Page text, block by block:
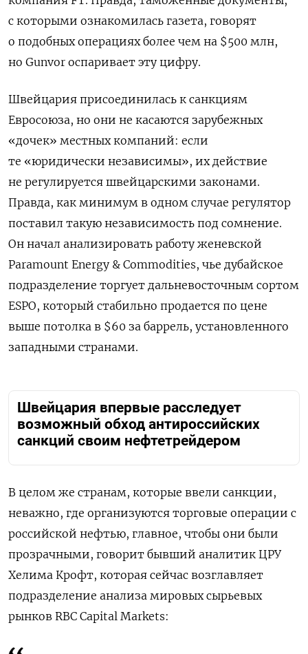
с которыми ознакомилась газета, говорят
о подобных операциях более чем на $500 млн,
но Gunvor оспаривает эту цифру.
Швейцария присоединилась к санкциям
Евросоюза, но они не касаются зарубежных
«дочек» местных компаний: если
те «юридически независимы», их действие
не регулируется швейцарскими законами.
Правда, как минимум в одном случае регулятор
поставил такую независимость под сомнение.
Он начал анализировать работу женевской
Paramount Energy & Commodities, чье дубайское
подразделение торгует дальневосточным сортом
ESPO, который стабильно продается по цене
выше потолка в $60 за баррель, установленного
западными странами.
Швейцария впервые расследует
возможный обход антироссийских
санкций своим нефтетрейдером
В целом же странам, которые ввели санкции,
неважно, где организуются торговые операции с
российской нефтью, главное, чтобы они были
прозрачными, говорит бывший аналитик ЦРУ
Хелима Крофт, которая сейчас возглавляет
подразделение анализа мировых сырьевых
рынков RBC Capital Markets: